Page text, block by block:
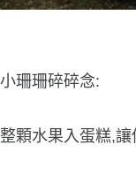
小珊珊碎碎念:
整顆水果入蛋糕,